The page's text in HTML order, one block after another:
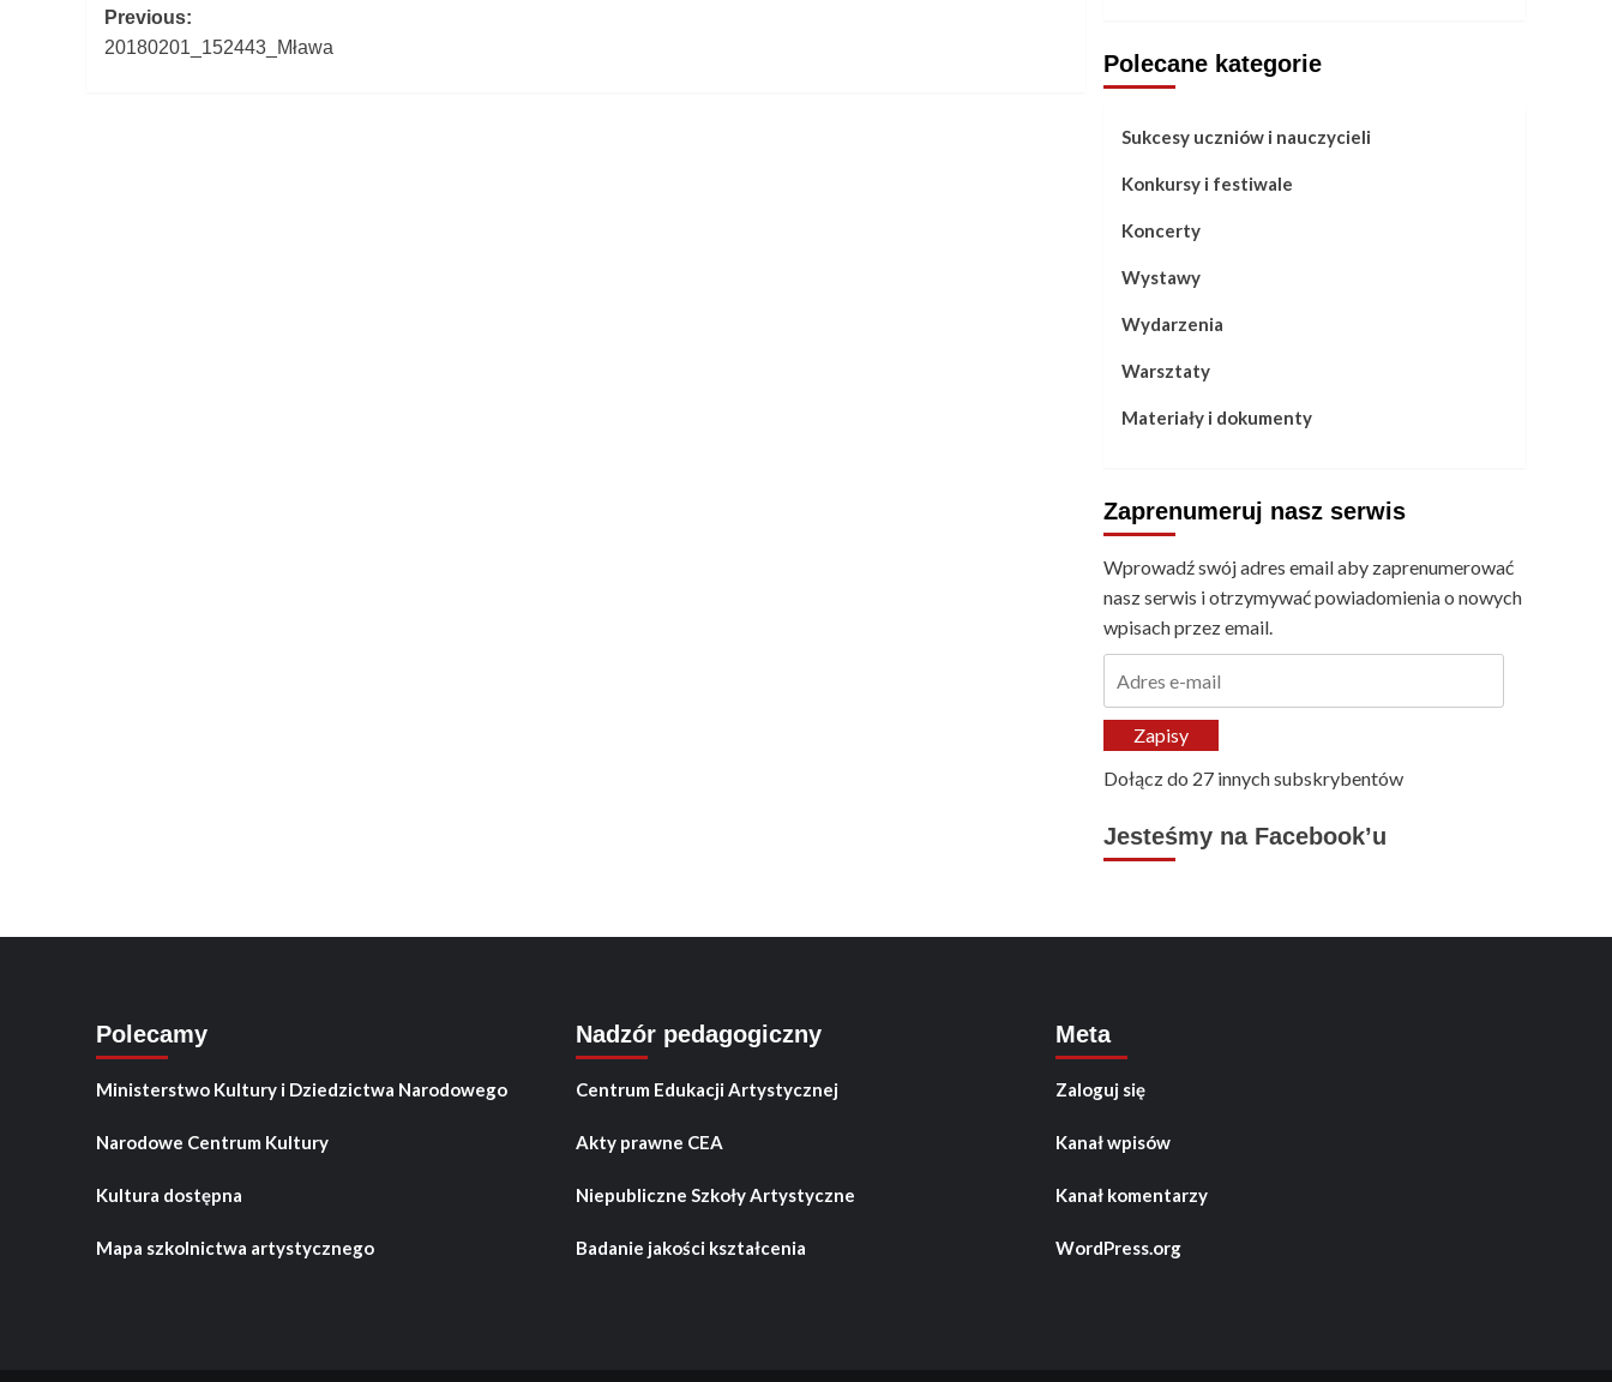
Post
navigation
Previous:
20180201_152443_Mława
Polecane kategorie
Sukcesy uczniów i nauczycieli
Konkursy i festiwale
Koncerty
Wystawy
Wydarzenia
Warsztaty
Materiały i dokumenty
Zaprenumeruj nasz serwis
Wprowadź swój adres email aby zaprenumerować
nasz serwis i otrzymywać powiadomienia o nowych
wpisach przez email.
mailZapisy
Dołącz do 27 innych subskrybentów
Jesteśmy na Facebook’u
Polecamy
Ministerstwo Kultury i Dziedzictwa Narodowego
Narodowe Centrum Kultury
Kultura dostępna
Mapa szkolnictwa artystycznego
Nadzór pedagogiczny
Centrum Edukacji Artystycznej
Akty prawne CEA
Niepubliczne Szkoły Artystyczne
Badanie jakości kształcenia
Meta
Zaloguj się
Kanał wpisów
Kanał komentarzy
WordPress.org